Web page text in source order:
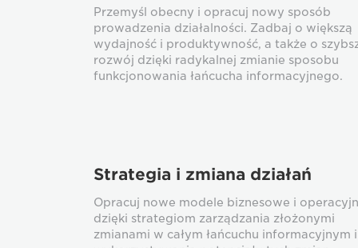
Przemyśl obecny i opracuj nowy sposób
prowadzenia działalności. Zadbaj o większą
wydajność i produktywność, a także o
rozwój dzięki radykalnej zmianie sposobu
funkcjonowania łańcucha informacyjnego.
Strategia i zmiana działań
Opracuj nowe modele biznesowe i
dzięki strategiom zarządzania złożonymi
zmianami w całym łańcuchu informacyjnym i